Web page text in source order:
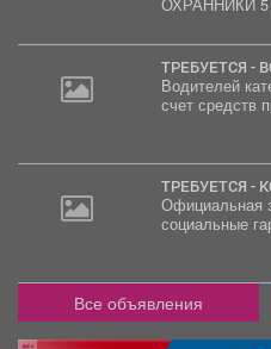
ТРЕБУЕТСЯ -
Водителей
счет средств
ТРЕБУЕТСЯ -
Официальная
социальные
Все объявления